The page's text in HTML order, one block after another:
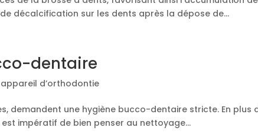
décalcification sur les dents après la dépose de...
dentaire
d’orthodontie
demandent une hygiène bucco-dentaire stricte. En plus
impératif de bien penser au nettoyage...